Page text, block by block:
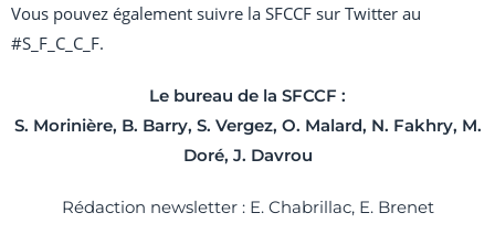
Vous pouvez également suivre la SFCCF sur Twitter au
#S_F_C_C_F.
Le bureau de la SFCCF :
S. Morinière, B. Barry, S. Vergez, O. Malard, N. Fakhry, M.
Doré, J. Davrou
Rédaction newsletter : E. Chabrillac, E. Brenet